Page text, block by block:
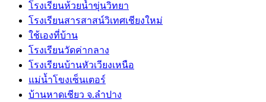
โรงเรียนห้วยน้ำขุ่นวิทยา
โรงเรียนสารสาสน์วิเทศเชียงใหม่
ใช้เองที่บ้าน
โรงเรียนวัดค่ากลาง
โรงเรียนบ้านหัวเวียงเหนือ
แม่น้ำโขงเซ็นเตอร์
บ้านหาดเชียว จ.ลำปาง